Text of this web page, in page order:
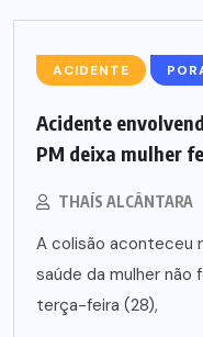
ACIDENTE
Acidente
PM deixa mulher
THAÍS ALCÂNTARA
A colisão aconteceu
saúde da mulher não
terça-feira (28),